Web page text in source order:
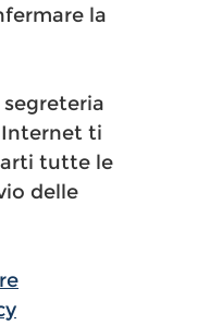
la
Internet ti
tutte le
delle